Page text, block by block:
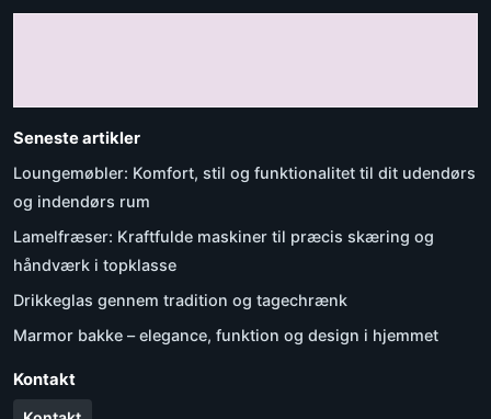
Seneste artikler
Loungemøbler: Komfort, stil og funktionalitet til dit udendørs
og indendørs rum
Lamelfræser: Kraftfulde maskiner til præcis skæring og
håndværk i topklasse
Drikkeglas gennem tradition og tagechrænk
Marmor bakke – elegance, funktion og design i hjemmet
Kontakt